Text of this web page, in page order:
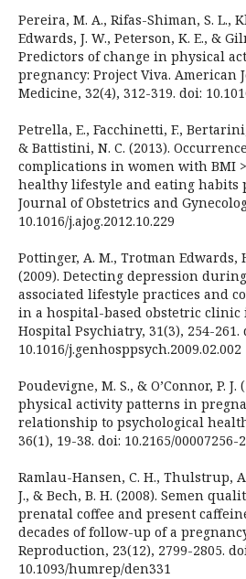
Pereira, M. A., Rifas-Shiman, S. L.,
Edwards, J. W., Peterson, K. E., &
Predictors of change in physical
pregnancy: Project Viva. American
Medicine, 32(4), 312-319. doi:
Petrella, E., Facchinetti, F.,
& Battistini, N. C. (2013).
complications in women with BMI
healthy lifestyle and eating habits
Journal of Obstetrics and
10.1016/j.ajog.2012.10.229
Pottinger, A. M., Trotman Edwards,
(2009). Detecting depression
associated lifestyle practices and
in a hospital-based obstetric clinic
Hospital Psychiatry, 31(3), 254-261.
10.1016/j.genhosppsych.2009.02.002
Poudevigne, M. S., & O’Connor, P.
physical activity patterns in
relationship to psychological
36(1), 19-38. doi: 10.2165/00007256-
Ramlau-Hansen, C. H., Thulstrup,
J., & Bech, B. H. (2008). Semen
prenatal coffee and present
decades of follow-up of a
Reproduction, 23(12), 2799-2805.
10.1093/humrep/den331